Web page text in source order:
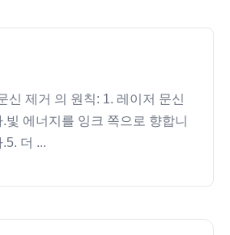
제거 의 원칙: 1. 레이저 문신
에너지를 잉크 쪽으로 향합니
더 ...